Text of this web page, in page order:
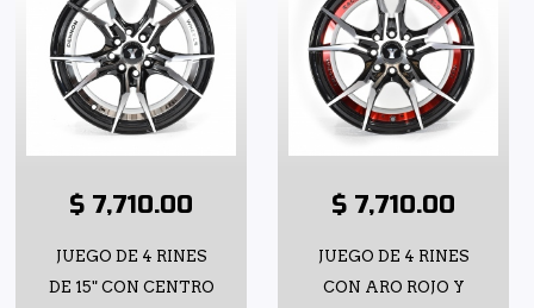
$ 7,710.00
JUEGO DE 4 RINES
DE 15" CON CENTRO
$ 7,710.00
JUEGO DE 4 RINES
CON ARO ROJO Y